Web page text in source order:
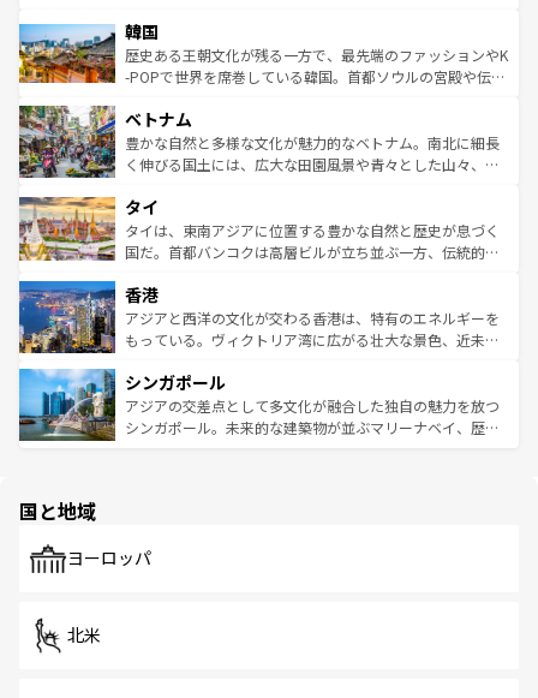
ワイを、存分に味わってほしい。 なお、新着のハワイ情報
はコンテンツ一覧を参照してほしい。
いる。アクティビティも充実しており、サーフィンやダイ
ビング、ハイキングなど、アウトドア好きにはたまらな
い。オーストラリアの多彩な魅力を存分に味わいつくそ
参照してほしい。
ン）、静ひつな山岳地帯である台湾東部など、都市の喧騒
と山間の静けさが共存しており、訪れる人に新しい発見と
驚きをもたらしてくれる。また、奥深い台湾の食文化も魅
容にもいいと評判のスイーツなど、バラエティ豊かな料理
が味わえる。 なお、新着の台湾情報は コンテンツ一覧を参
照してほしい。
韓国
歴史ある王朝文化が残る一方で、最先端のファッションやK
-POPで世界を席巻している韓国。首都ソウルの宮殿や伝統
き、地方に足を延ばせば四季折々の自然美を楽しむことが
できる。そして、キムチや焼肉、絶品のストリートフード
まで、さまざまな韓国料理が待っている。夜には、韓国な
リティに包まれながら、韓国の多彩な魅力を心ゆくまで味
わってみてほしい。 なお、新着の韓国情報はコンテンツ一
覧を参照してほしい。
ベトナム
豊かな自然と多様な文化が魅力的なベトナム。南北に細長
く伸びる国土には、広大な田園風景や青々とした山々、世
急速な発展と共に伝統が息づく。ハノイの古い町並みやホ
ーチミン市のフランス統治時代の建物も、独特の雰囲気を
醸し出している。また、バラエティの豊かさとおいしさで
とつ。フォーやバインミー、ベトナムコーヒーなどは、ぜ
ひ現地で味わいたい。どの地域を訪れてもあたたかい人々
が旅行者を迎えてくれるので、きっと忘れられない旅にな
参照してほしい。
タイ
タイは、東南アジアに位置する豊かな自然と歴史が息づく
国だ。首都バンコクは高層ビルが立ち並ぶ一方、伝統的な
の活気が交差している。北部ではチェンマイなどの山岳地
帯で自然と触れ合い、南部ではプーケットやクラビの美し
いビーチでリゾート気分を楽しむことができる。タイ料理
激する。気候は一年中温暖で、どの季節にも異なる楽しみ
が待っている。親しみやすいタイの人々、仏教を中心とし
た文化、そして多様な観光資源が、訪れる旅人を魅了し続
香港
アジアと西洋の文化が交わる香港は、特有のエネルギーを
もっている。ヴィクトリア湾に広がる壮大な景色、近未来
み、どこを訪れても感動するはず。観光スポットが密集し
ており、効率よく見どころを回れるのも魅力。息をのむよ
うな絶景から文化的な体験まで、香港を存分に楽しみ尽く
シンガポール
アジアの交差点として多文化が融合した独自の魅力を放つ
シンガポール。未来的な建築物が並ぶマリーナベイ、歴史
で、ホーカーズは地元の風情を楽しめる外せないスポット
国と地域
ヨーロッパ
北米